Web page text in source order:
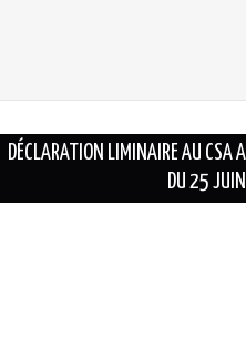
DÉCLARATION LIMINAIRE AU CSA
DU 25